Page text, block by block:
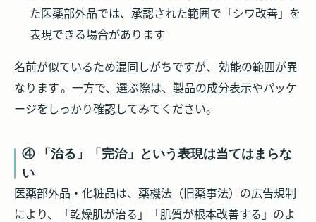
た医薬部外品では、承認された範囲で「シワ改善」を
表現できる場合があります
名前が似ているため混同しがちですが、 効能の範囲が異
なります。一方で、選ぶ際は、製品の成分表示やパッケ
ージをしっかり確認してみてください。
④ 「治る」「完治」という表現は当てはまらな
い
医薬部外品・化粧品は、薬機法（旧薬事法）の広告規制
により、「乾燥肌が治る」「肌質が根本改善する」のよ